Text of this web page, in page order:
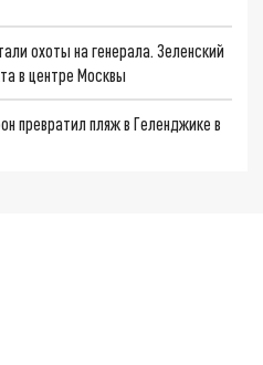
охоты на генерала. Зеленский
в центре Москвы
превратил пляж в Геленджике в